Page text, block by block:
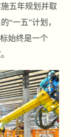
五年规划并取
“一五”计划，
始终是一个